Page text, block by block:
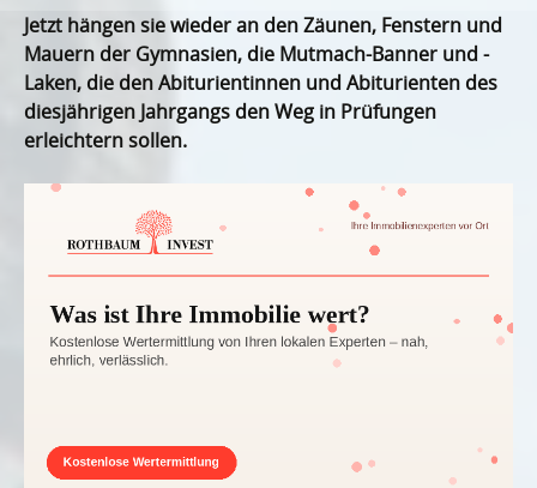
Jetzt hängen sie wieder an den Zäunen, Fenstern und
Mauern der Gymnasien, die Mutmach-Banner und -
Laken, die den Abiturientinnen und Abiturienten des
diesjährigen Jahrgangs den Weg in Prüfungen
erleichtern sollen.